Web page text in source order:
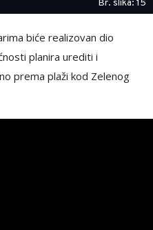
Br. slika: 15
biće realizovan dio
planira urediti i
prema plaži kod Zelenog